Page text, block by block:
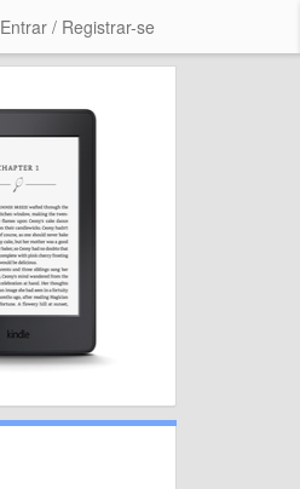
Entrar / Registrar-se